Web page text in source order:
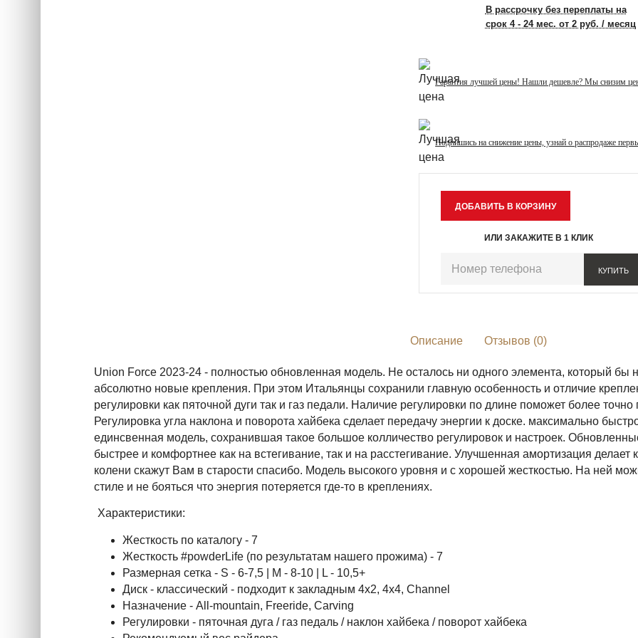
В рассрочку без переплаты на
срок 4 - 24 мес. от 2 руб. / месяц
Гарантия лучшей цены! Нашли дешевле? Мы снизим
Подпишись на снижение цены, узнай о распродаже
ИЛИ ЗАКАЖИТЕ В 1 КЛИК
КУПИТЬ
Описание Отзывов (0)
Union Force 2023-24 - полностью обновленная модель. Не осталось ни одного элемента, который бы
абсолютно новые крепления. При этом Итальянцы сохранили главную особенность и отличие
регулировки как пяточной дуги так и газ педали. Наличие регулировки по длине поможет более
Регулировка угла наклона и поворота хайбека сделает передачу энергии к доске. максимально
единсвенная модель, сохранившая такое большое колличество регулировок и настроек.
быстрее и комфортнее как на встегивание, так и на расстегивание. Улучшенная амортизация
колени скажут Вам в старости спасибо. Модель высокого уровня и с хорошей жесткостью. На ней
стиле и не бояться что энергия потеряется где-то в креплениях.
Характеристики:
Жесткость по каталогу - 7
Жесткость #powderLife (по результатам нашего прожима) - 7
Размерная сетка - S - 6-7,5 | M - 8-10 | L - 10,5+
Диск - классический - подходит к закладным 4x2, 4x4, Channel
Назначение - All-mountain, Freeride, Carving
Регулировки - пяточная дуга / газ педаль / наклон хайбека / поворот хайбека